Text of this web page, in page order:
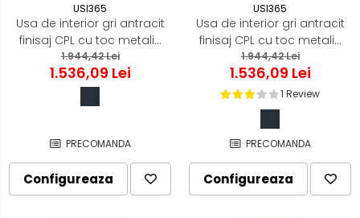
USI365
Usa de interior gri antracit
finisaj CPL cu toc metalic
negru mat - ORIZONT 3.5
1.944,42 Lei
1.536,09 Lei
PRECOMANDA
Configureaza
USI365
Usa de interior gri antracit
finisaj CPL cu toc metalic
negru mat - ORIZONT 3.8
1.944,42 Lei
1.536,09 Lei
1 Review
PRECOMANDA
Configureaza